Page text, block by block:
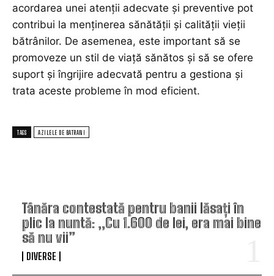
Tânăra contestată pentru banii lăsați în
plic la nuntă: „Cu 1.600 de lei, era mai bine
să nu vii”
DIVERSE
acordarea unei atenții adecvate și preventive pot
contribui la menținerea sănătății și calității vieții
bătrânilor. De asemenea, este important să se
promoveze un stil de viață sănătos și să se ofere
suport și îngrijire adecvată pentru a gestiona și
trata aceste probleme în mod eficient.
TAGS AZILELE DE BATRANI